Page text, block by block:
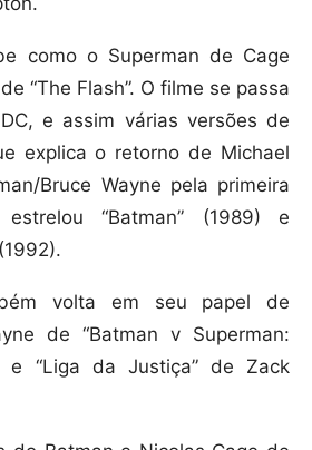
como o Superman de Cage
“The Flash”. O filme se passa
e assim várias versões de
explica o retorno de Michael
Bruce Wayne pela primeira
“Batman” (1989) e
volta em seu papel de
de “Batman v Superman:
e “Liga da Justiça” de Zack